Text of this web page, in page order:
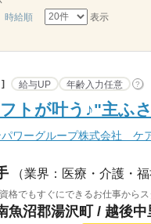
時給順 表示
給与UP 年齢入力任意 ?
トが叶う♪"主ふ
パワーグループ株式会社 ケ
（業界：医療・介護・福
格でもすぐにできるお仕事から
魚沼郡湯沢町 / 越後中